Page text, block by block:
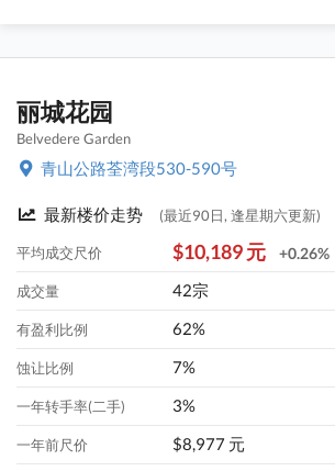
丽城花园
Belvedere Garden
青山公路荃湾段530-590号
最新楼价走势 (最近90日, 逢星期六更新)
平均成交尺价 $10,189 元 +0.26%
成交量 42宗
有盈利比例 62%
蚀让比例 7%
一年转手率(二手) 3%
一年前尺价 $8,977 元